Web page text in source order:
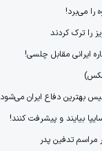
را می‌برد!
را ترک کردند
ایرانی مقابل چلسی!
بهترین دفاع ایران می‌شود
بیایند و پیشرفت کنند!
تدفین پدر